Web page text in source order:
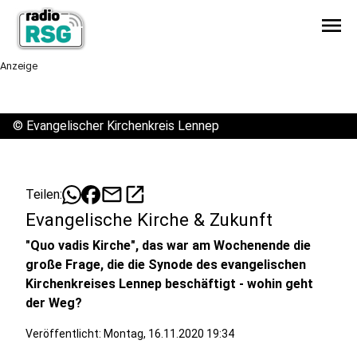
menu
Anzeige
© Evangelischer Kirchenkreis Lennep
Teilen: mailopen_in_new
Evangelische Kirche & Zukunft
"Quo vadis Kirche", das war am Wochenende die
große Frage, die die Synode des evangelischen
Kirchenkreises Lennep beschäftigt - wohin geht
der Weg?
Veröffentlicht: Montag, 16.11.2020 19:34